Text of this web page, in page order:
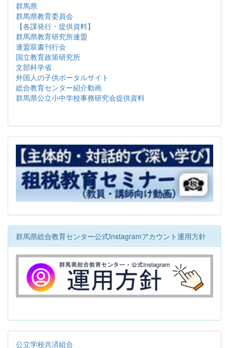
群馬県
群馬県教育委員会
【各課発行・提供資料】
群馬県教育研究所連盟
連盟双書刊行会
国立教育政策研究所
文部科学省
外国人の子供ポータルサイト
総合教育センター紹介動画
群馬県公立小中学校事務研究会提供資料
群馬県総合教育センター公式Instagramアカウント運用方針
公立学校共済組合